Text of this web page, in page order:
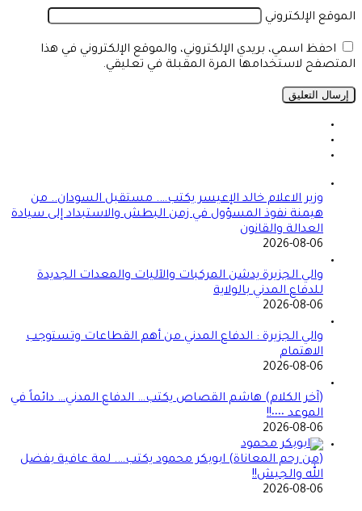
الموقع الإلكتروني
احفظ اسمي، بريدي الإلكتروني، والموقع الإلكتروني في هذا
المتصفح لاستخدامها المرة المقبلة في تعليقي.
وزير الاعلام خالد الإعيسر يكتب…. مستقبل السودان.. من
هيمنة نفوذ المسؤول في زمن البطش والاستبداد إلى سيادة
العدالة والقانون
2026-08-06
والي الجزيرة يدشن المركبات والآليات والمعدات الجديدة
للدفاع المدني بالولاية
2026-08-06
والي الجزيرة : الدفاع المدني من أهم القطاعات وتستوجب
الاهتمام
2026-08-06
(آخر الكلام) هاشم القصاص يكتب… الدفاع المدني… دائماً في
الموعد ٠٠٠٠!!
2026-08-06
(من رحم المعاناة) ابوبكر محمود يكتب…. لمة عافية بفضل
الله والجيش!!
2026-08-06